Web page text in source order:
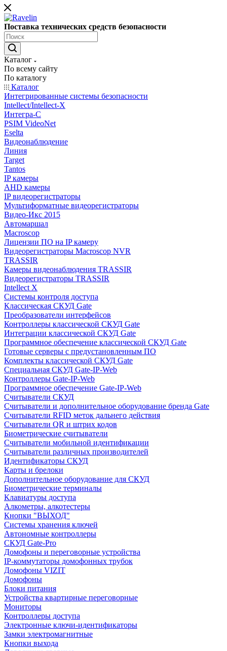
Поставка технических средств безопасности
Каталог
По всему сайту
По каталогу
Каталог
Интегрированные системы безопасности
Intellect/Intellect-X
Интегра-С
PSIM VideoNet
Eselta
Видеонаблюдение
Линия
Target
Tantos
IP камеры
AHD камеры
IP видеорегистраторы
Мультиформатные видеорегистраторы
Видео-Икс 2015
Автомаршал
Macroscop
Лицензии ПО на IP камеру
Видеорегистраторы Macroscop NVR
TRASSIR
Камеры видеонаблюдения TRASSIR
Видеорегистраторы TRASSIR
Intellect X
Системы контроля доступа
Классическая СКУД Gate
Преобразователи интерфейсов
Контроллеры классической СКУД Gate
Интеграции классической СКУД Gate
Программное обеспечение классической СКУД Gate
Готовые серверы с предустановленным ПО
Комплекты классической СКУД Gate
Специальная СКУД Gate-IP-Web
Контроллеры Gate-IP-Web
Программное обеспечение Gate-IP-Web
Считыватели СКУД
Считыватели и дополнительное оборудование бренда Gate
Считыватели RFID меток дальнего действия
Считыватели QR и штрих кодов
Биометрические считыватели
Считыватели мобильной идентификации
Считыватели различных производителей
Идентификаторы СКУД
Карты и брелоки
Дополнительное оборудование для СКУД
Биометрические терминалы
Клавиатуры доступа
Алкометры, алкотестеры
Кнопки "ВЫХОД"
Системы хранения ключей
Автономные контроллеры
СКУД Gate-Pro
Домофоны и переговорные устройства
IP-коммутаторы домофонных трубок
Домофоны VIZIT
Домофоны
Блоки питания
Устройства квартирные переговорные
Мониторы
Контроллеры доступа
Электронные ключи-идентификаторы
Замки электромагнитные
Кнопки выхода